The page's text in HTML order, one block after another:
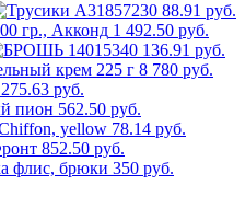
88.91 руб.
1 492.50 руб.
136.91 руб.
8 780 руб.
275.63 руб.
562.50 руб.
78.14 руб.
852.50 руб.
350 руб.